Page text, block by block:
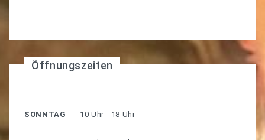
Öffnungszeiten
SONNTAG 10 Uhr - 18 Uhr